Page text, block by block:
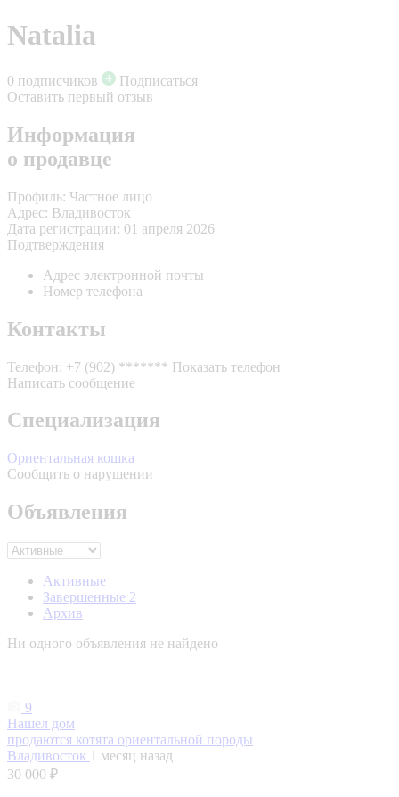
Natalia
0 подписчиков
Подписаться
Оставить первый отзыв
Информация
о продавце
Профиль: Частное лицо
Адрес: Владивосток
Дата регистрации: 01 апреля 2026
Подтверждения
Адрес электронной почты
Номер телефона
Контакты
Телефон: +7 (902) ******* Показать телефон
Написать сообщение
Специализация
Ориентальная кошка
Сообщить о нарушении
Объявления
Активные
Завершенные 2
Архив
Ни одного объявления не найдено
9
Нашел дом
продаются котята ориентальной породы
Владивосток 1 месяц назад
30 000 ₽